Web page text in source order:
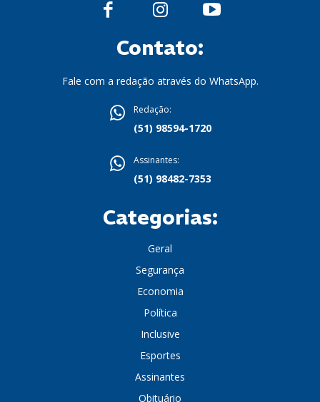
Contato:
Fale com a redação através do WhatsApp.
Redação:
(51) 98594-1720
Assinantes:
(51) 98482-7353
Categorias:
Geral
Segurança
Economia
Política
Inclusive
Esportes
Assinantes
Obituário